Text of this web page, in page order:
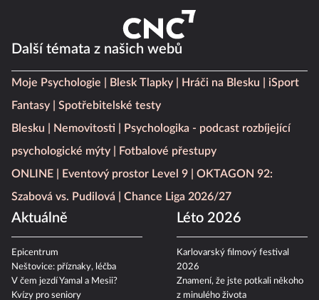
Další témata z našich webů
Moje Psychologie Blesk Tlapky Hráči na Blesku
iSport
Fantasy
Spotřebitelské testy
Blesku
Nemovitosti
Psychologika - podcast rozbíjející
psychologické mýty
Fotbalové přestupy
ONLINE
Eventový prostor Level 9
OKTAGON 92:
Szabová vs. Pudilová
Chance Liga 2026/27
Aktuálně
Epicentrum
Neštovice: příznaky, léčba
V čem jezdí Yamal a Mesii?
Kvízy pro seniory
Léto 2026
Karlovarský filmový festival
2026
Znamení, že jste potkali někoho
z minulého života